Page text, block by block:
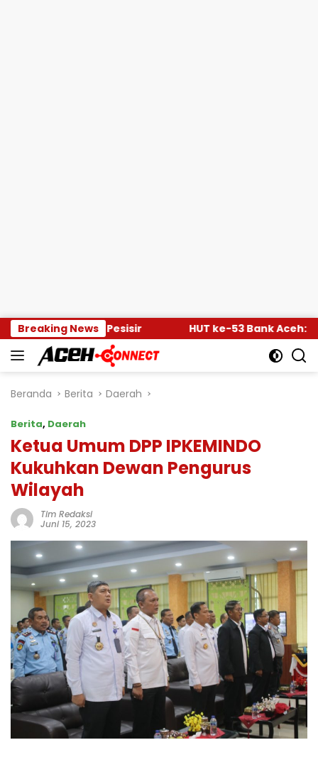
Langsung
ke
konten
Breaking News
Pesisir HUT ke-53 Bank Aceh: Momentum
Beranda Berita Daerah
Berita, Daerah
Ketua Umum DPP IPKEMINDO
Kukuhkan Dewan Pengurus
Wilayah
Tim Redaksi
Juni 15, 2023